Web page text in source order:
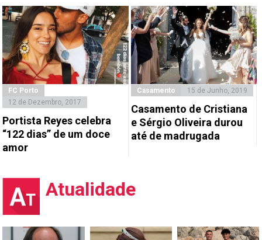
FC Porto
12 de Dezembro, 2017
Portista Reyes celebra
“122 dias” de um doce
amor
Casamento 15 de Junho, 2019
Casamento de Cristiana
e Sérgio Oliveira durou
até de madrugada
Atualidade